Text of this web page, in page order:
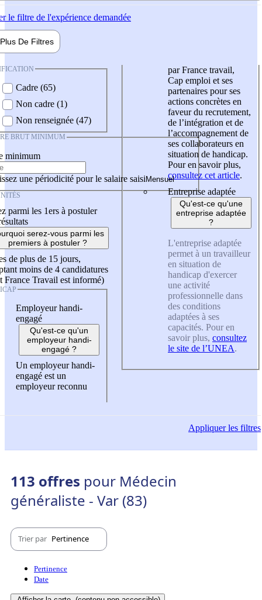
le filtre de l'expérience demandée
Plus De Filtres
Cadre (65)
Non cadre (1)
Non renseignée (47)
BRUT MINIMUM
minimum
une périodicité pour le salaire saisi
parmi les 1ers à postuler
serez-vous parmi les
premiers à postuler ?
de plus de 15 jours,
moins de 4 candidatures
France Travail est informé)
Employeur handi-
engagé
Qu'est-ce qu'un
employeur handi-
engagé ?
Un employeur handi-
engagé est un
employeur reconnu
par France travail,
Cap emploi et ses
partenaires pour ses
actions concrètes en
faveur du recrutement,
de l’intégration et de
l’accompagnement de
ses collaborateurs en
situation de handicap.
Pour en savoir plus,
consultez cet article.
Entreprise adaptée
Qu'est-ce qu'une
entreprise adaptée
?
L'entreprise adaptée
permet à un travailleur
en situation de
handicap d'exercer
une activité
professionnelle dans
des conditions
adaptées à ses
capacités. Pour en
savoir plus, consultez
le site de l’UNEA.
Appliquerles filtres
113 offres pour Médecin
généraliste - Var (83)
Trier par Pertinence
Pertinence
Date